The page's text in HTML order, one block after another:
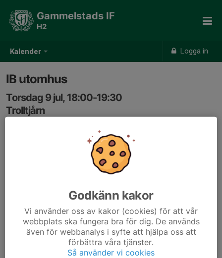
Kalender Logga in
Gammelstads IF
H2
IB utomhus
Torsdag 9 jul, 18:00-19:30
Trolltjårn
Samling: 17:55, Trolltjärn
Godkänn kakor
Vi använder oss av kakor (cookies) för att vår
webbplats ska fungera bra för dig. De används
även för webbanalys i syfte att hjälpa oss att
förbättra våra tjänster.
Så använder vi cookies